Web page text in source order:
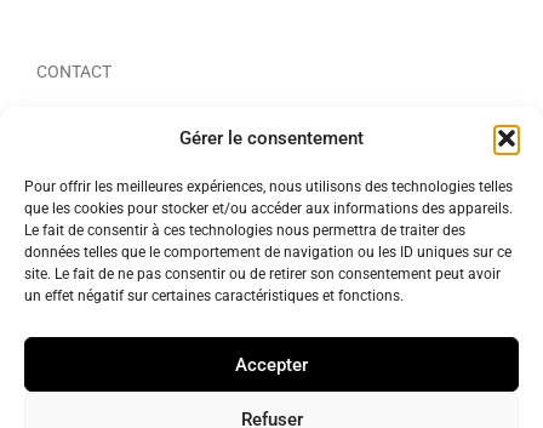
Gérer le consentement
Pour offrir les meilleures expériences, nous utilisons des technologies telles
que les cookies pour stocker et/ou accéder aux informations des appareils.
Le fait de consentir à ces technologies nous permettra de traiter des
données telles que le comportement de navigation ou les ID uniques sur ce
site. Le fait de ne pas consentir ou de retirer son consentement peut avoir
un effet négatif sur certaines caractéristiques et fonctions.
Accepter
Refuser
CONTACT
Panier
Commander
SUIVEZ-NOUS